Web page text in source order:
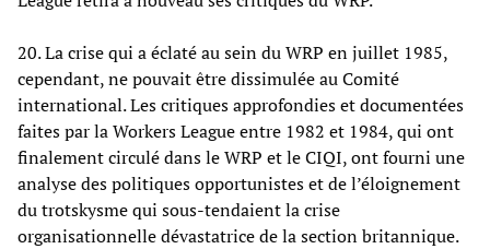
20. La crise qui a éclaté au sein du WRP en juillet 1985,
cependant, ne pouvait être dissimulée au Comité
international. Les critiques approfondies et documentées
faites par la Workers League entre 1982 et 1984, qui ont
finalement circulé dans le WRP et le CIQI, ont fourni une
analyse des politiques opportunistes et de l’éloignement
du trotskysme qui sous-tendaient la crise
organisationnelle dévastatrice de la section britannique.